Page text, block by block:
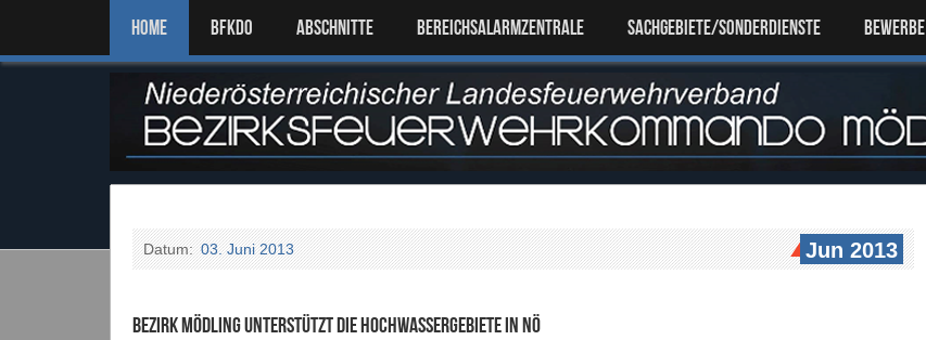
Home BFKDO ABSCHNITTE BEREICHSALARMZENTRALE SACHGEBIETE/SONDERDIENSTE Bewerbe
Datum:03. Juni 2013 Jun 2013
Bezirk Mödling unterstützt die Hochwassergebiete in NÖ